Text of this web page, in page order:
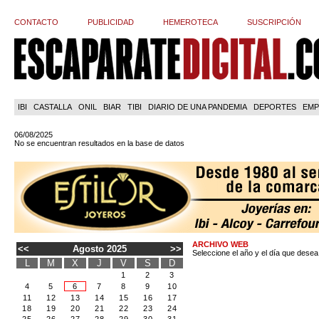
CONTACTO PUBLICIDAD HEMEROTECA SUSCRIPCIÓN
IBI CASTALLA ONIL BIAR TIBI DIARIO DE UNA PANDEMIA DEPORTES
06/08/2025
No se encuentran resultados en la base de datos
<< Agosto 2025
>>
L
M X J V S D
1 2
3
4
5 6 7 8 9
10
11
12 13 14 15 16
17
18
19 20 21 22 23
24
ARCHIVO WEB
Seleccione el año y el día que